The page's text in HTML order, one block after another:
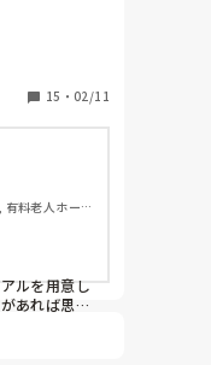
れなりに忙
など考え
んな感じだ
15 ・ 02/11
料老人ホー
, 障害者支援
ルを用意し
あれば思い
になさると